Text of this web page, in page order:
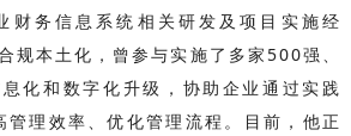
财务信息系统相关研发及项目实施经
规本土化，曾参与实施了多家500强、
化和数字化升级，协助企业通过实践
理效率、优化管理流程。目前，他正